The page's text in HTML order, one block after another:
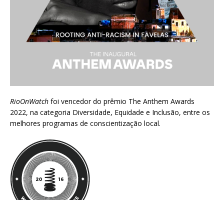
RioOnWatch foi vencedor do prêmio The Anthem Awards
2022, na categoria Diversidade, Equidade e Inclusão, entre os
melhores programas de conscientização local.